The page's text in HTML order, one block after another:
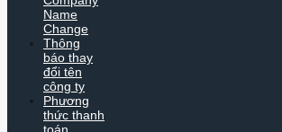
Name
Change
Thông
báo thay
đổi tên
công ty
Phương
thức thanh
toán